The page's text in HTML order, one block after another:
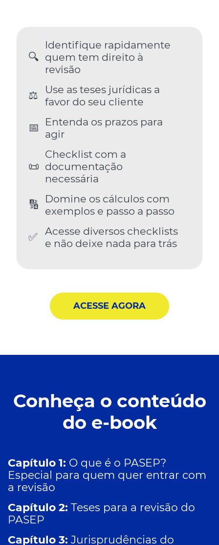
🔍
Identifique rapidamente
quem tem direito à
revisão
⚖️
Use as teses jurídicas a
favor do seu cliente
📅
Entenda os prazos para
agir
📜
Checklist com a
documentação
necessária
🔢
Domine os cálculos com
exemplos e passo a passo
✅
Acesse diversos checklists
e não deixe nada para trás
ACESSE AGORA
Conheça o conteúdo
do e-book
Capítulo 1: O que é o PASEP?
Especial para quem quer entrar com
a revisão
Capítulo 2: Teses para a revisão do
PASEP
Capítulo 3: Jurisprudências do